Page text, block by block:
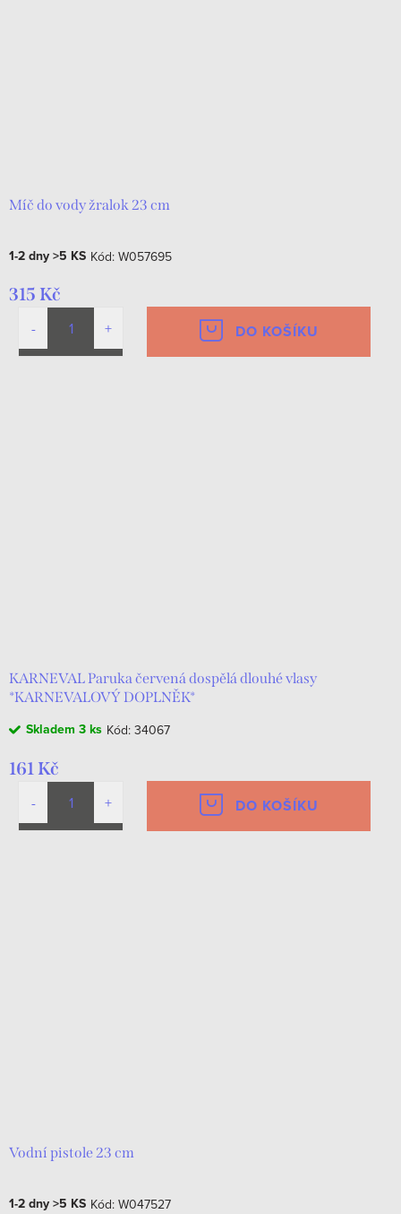
Míč do vody žralok 23 cm
1-2 dny >5 KS Kód: W057695
315 Kč
DO KOŠÍKU
KARNEVAL Paruka červená dospělá dlouhé vlasy
*KARNEVALOVÝ DOPLNĚK*
Skladem 3 ks Kód: 34067
161 Kč
DO KOŠÍKU
Vodní pistole 23 cm
1-2 dny >5 KS Kód: W047527